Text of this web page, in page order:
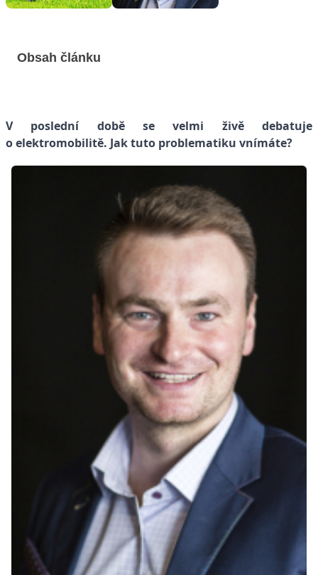
Obsah článku
V poslední době se velmi živě debatuje
o elektromobilitě. Jak tuto problematiku vnímáte?